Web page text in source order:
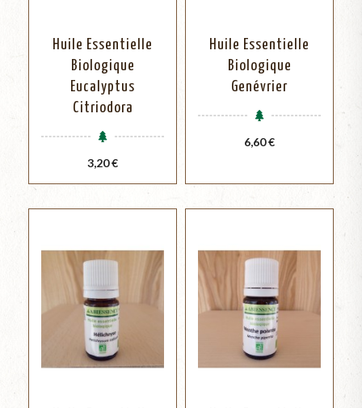
Huile Essentielle
Biologique
Eucalyptus
Citriodora
Prix
3,20 €
Huile Essentielle
Biologique
Genévrier
Prix
6,60 €